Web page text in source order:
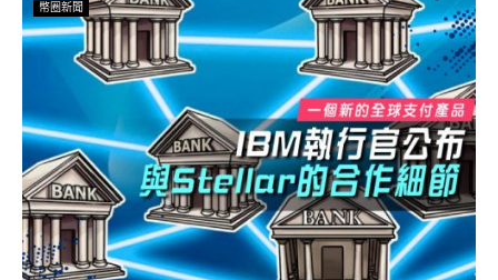
幣圈新聞